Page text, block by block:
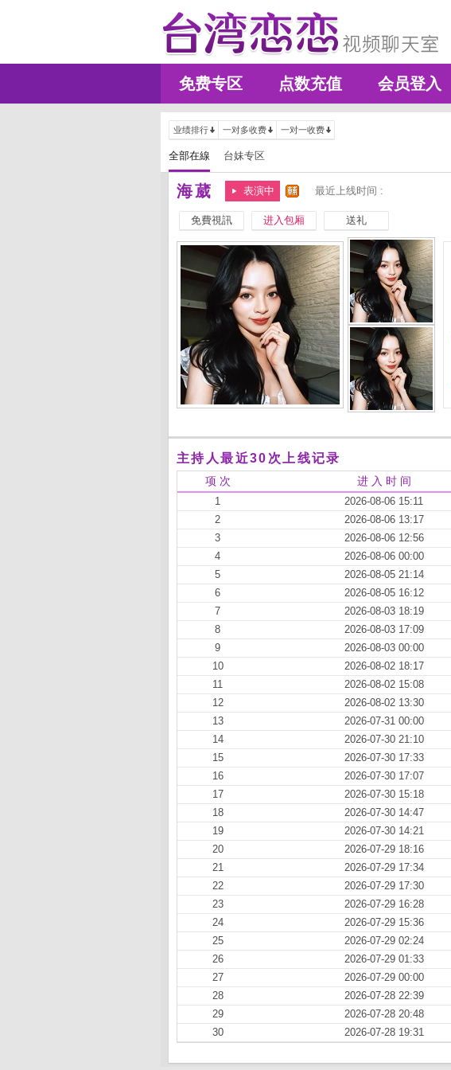
免费专区 点数充值 会员登入
业绩排行 一对多收费 一对一收费
全部在線 台妹专区
海葳 表演中 最近上线时间 :
免費視訊 进入包厢 送礼
主持人最近30次上线记录
项 次 进 入 时 间
1 2026-08-06 15:11
2
2026-08-06 13:17
3
2026-08-06 12:56
4
2026-08-06 00:00
5
2026-08-05 21:14
6
2026-08-05 16:12
7
2026-08-03 18:19
8
2026-08-03 17:09
9
2026-08-03 00:00
10
2026-08-02 18:17
11
2026-08-02 15:08
12
2026-08-02 13:30
13
2026-07-31 00:00
14
2026-07-30 21:10
15
2026-07-30 17:33
16
2026-07-30 17:07
17
2026-07-30 15:18
18
2026-07-30 14:47
19
2026-07-30 14:21
20
2026-07-29 18:16
21
2026-07-29 17:34
22
2026-07-29 17:30
23
2026-07-29 16:28
24
2026-07-29 15:36
25
2026-07-29 02:24
26
2026-07-29 01:33
27
2026-07-29 00:00
28
2026-07-28 22:39
29
2026-07-28 20:48
30
2026-07-28 19:31